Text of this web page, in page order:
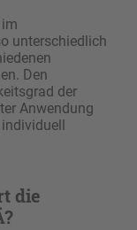
unterschiedlich
Den
der
Anwendung
die